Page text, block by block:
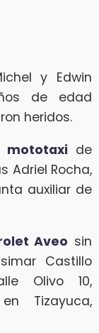
y Edwin
de edad
heridos.
mototaxi de
Adriel Rocha,
auxiliar de
Aveo sin
Castillo
Olivo 10,
Tizayuca,